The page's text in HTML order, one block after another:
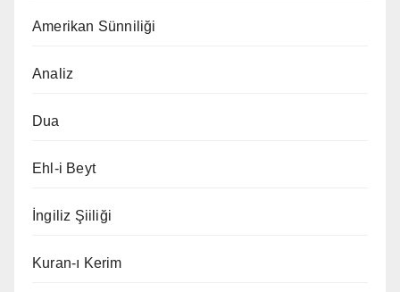
Amerikan Sünniliği
Analiz
Dua
Ehl-i Beyt
İngiliz Şiiliği
Kuran-ı Kerim